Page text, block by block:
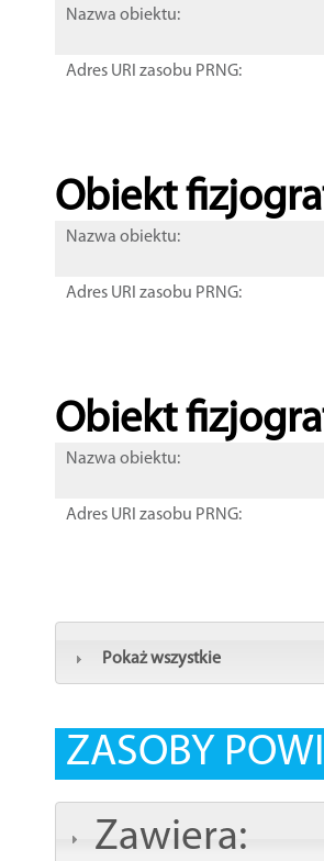
Nazwa obiektu:
Adres URI zasobu PRNG:
Obiekt
Nazwa obiektu:
Adres URI zasobu PRNG:
Obiekt
Nazwa obiektu:
Adres URI zasobu PRNG:
Pokaż wszystkie
ZASOBY
Zawiera: